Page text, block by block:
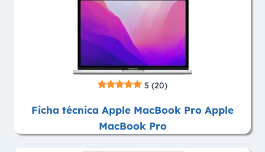
5 (20)
Ficha técnica Apple MacBook Pro Apple
MacBook Pro